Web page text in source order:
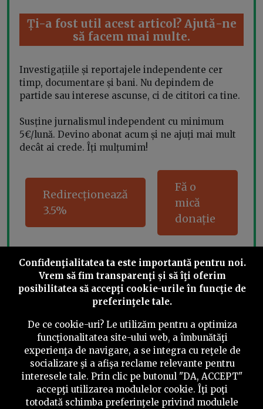
Ți-a fost util acest articol? Ajută-ne
să facem mai multe.
Investigațiile și reportajele independente cer
timp, documentare și bani. Nu depindem de
partide sau interese ascunse, ci de cititori ca tine.
Susține jurnalismul independent cu minimum
5€/lună. Devino abonat acum și ne ajuți mai mult
decât ai crede. Îți mulțumim!
Redirecționează
3.5%
Fă o
mică
donație
Share this
©2026 PressOne.ro
RSSNewslettereDespre noiPolitica editorială
Confidenţialitatea ta este importantă pentru noi.
Vrem să fim transparenţi și să îţi oferim
posibilitatea să accepţi cookie-urile în funcţie de
preferinţele tale.
De ce cookie-uri? Le utilizăm pentru a optimiza
funcţionalitatea site-ului web, a îmbunătăţi
experienţa de navigare, a se integra cu reţele de
socializare şi a afişa reclame relevante pentru
interesele tale. Prin clic pe butonul "DA, ACCEPT"
accepţi utilizarea modulelor cookie. Îţi poţi
totodată schimba preferinţele privind modulele